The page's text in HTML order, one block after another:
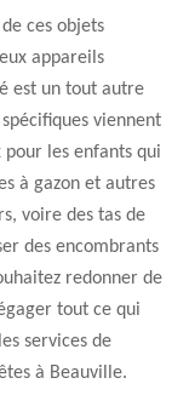
ces objets
appareils
est un tout autre
viennent
les enfants qui
à gazon et autres
voire des tas de
des encombrants
redonner de
tout ce qui
services de
à Beauville.